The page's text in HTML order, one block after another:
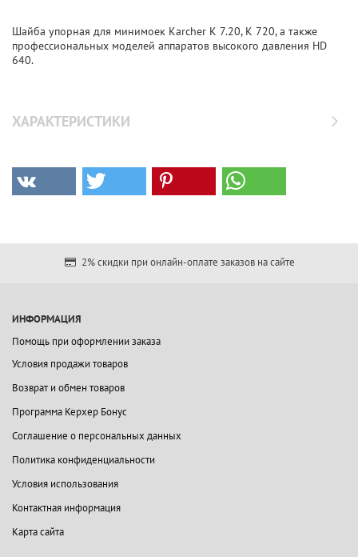
Шайба упорная для минимоек Karcher K 7.20, K 720, а также
профессиональных моделей аппаратов высокого давления HD
640.
ХАРАКТЕРИСТИКИ
2% скидки при онлайн-оплате заказов на сайте
ИНФОРМАЦИЯ
Помощь при оформлении заказа
Условия продажи товаров
Возврат и обмен товаров
Программа Керхер Бонус
Соглашение о персональных данных
Политика конфиденциальности
Условия использования
Контактная информация
Карта сайта